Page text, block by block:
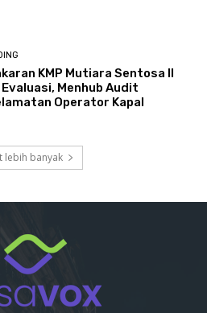
KMP Mutiara Sentosa II
Menhub Audit
Operator Kapal
lebih banyak